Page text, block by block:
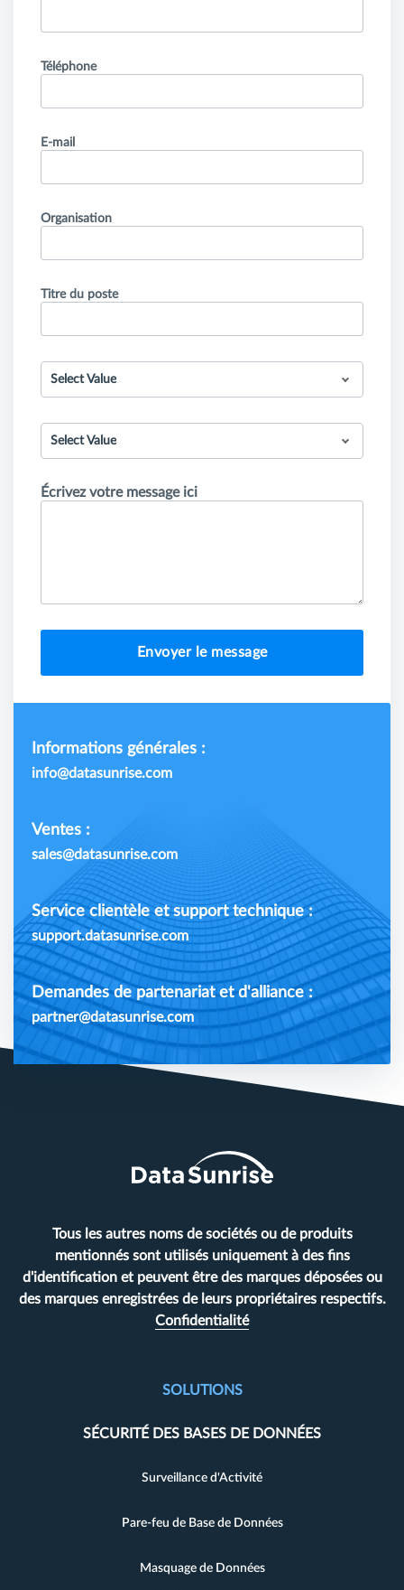
Téléphone
E-mail
Organisation
Titre du poste
Select Value
Select Value
Écrivez votre message ici
Envoyer le message
Informations générales :
info@datasunrise.com
Ventes :
sales@datasunrise.com
Service clientèle et support technique :
support.datasunrise.com
Demandes de partenariat et d'alliance :
partner@datasunrise.com
Tous les autres noms de sociétés ou de produits
mentionnés sont utilisés uniquement à des fins
d'identification et peuvent être des marques déposées ou
des marques enregistrées de leurs propriétaires respectifs.
Confidentialité
SOLUTIONS
SÉCURITÉ DES BASES DE DONNÉES
Surveillance d'Activité
Pare-feu de Base de Données
Masquage de Données